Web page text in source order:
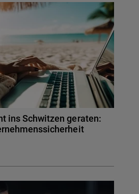
ins Schwitzen geraten: